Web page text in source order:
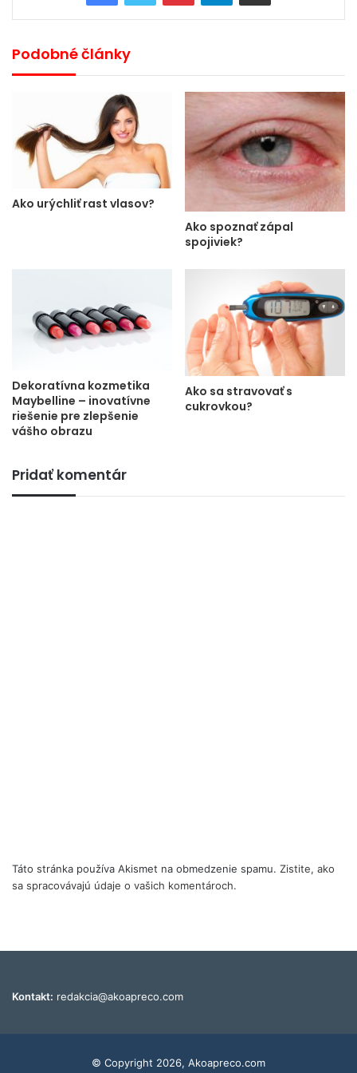
Podobné články
Ako urýchliť rast vlasov?
Ako spoznať zápal
spojiviek?
Dekoratívna kozmetika
Maybelline – inovatívne
riešenie pre zlepšenie
vášho obrazu
Ako sa stravovať s
cukrovkou?
Pridať komentár
Táto stránka používa Akismet na obmedzenie spamu. Zistite, ako
sa spracovávajú údaje o vašich komentároch.
Kontakt: redakcia@akoapreco.com
© Copyright 2026, Akoapreco.com